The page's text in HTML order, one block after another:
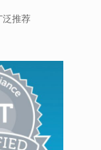
泛推荐